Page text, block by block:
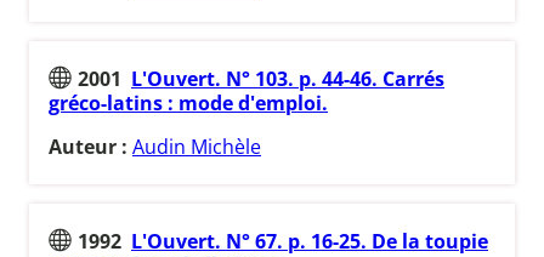
2001 L'Ouvert. N° 103. p. 44-46. Carrés
gréco-latins : mode d'emploi.
Auteur : Audin Michèle
1992 L'Ouvert. N° 67. p. 16-25. De la toupie